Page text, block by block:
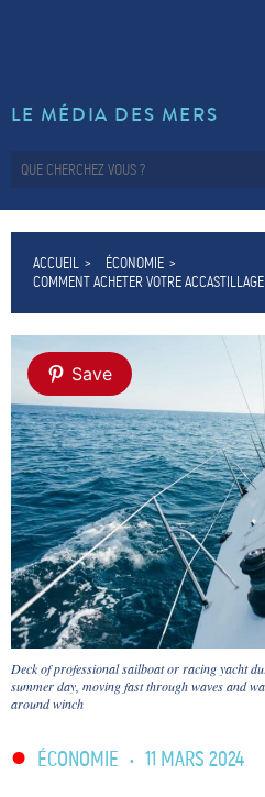
LE MÉDIA DES MERS
ACCUEIL
ÉCONOMIE
COMMENT ACHETER VOTRE
Save
Deck of professional sailboat or racing yacht
summer day, moving fast through waves and
around winch
ÉCONOMIE • 11 MARS 2024